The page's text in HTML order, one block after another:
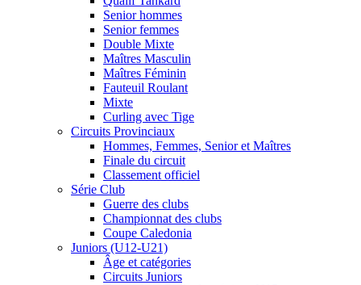
Senior hommes
Senior femmes
Double Mixte
Maîtres Masculin
Maîtres Féminin
Fauteuil Roulant
Mixte
Curling avec Tige
Circuits Provinciaux
Hommes, Femmes, Senior et Maîtres
Finale du circuit
Classement officiel
Série Club
Guerre des clubs
Championnat des clubs
Coupe Caledonia
Juniors (U12-U21)
Âge et catégories
Circuits Juniors